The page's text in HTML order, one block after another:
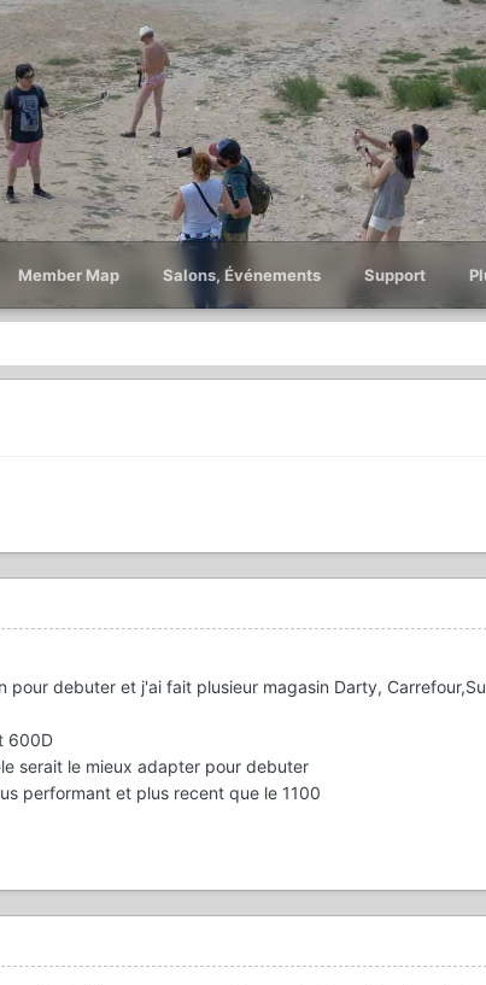
Member Map Salons, Événements Support
pour debuter et j'ai fait plusieur magasin Darty,
600D
serait le mieux adapter pour debuter
performant et plus recent que le 1100